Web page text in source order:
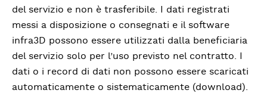
del servizio e non è trasferibile. I dati registrati
messi a disposizione o consegnati e il software
infra3D possono essere utilizzati dalla beneficiaria
del servizio solo per l’uso previsto nel contratto. I
dati o i record di dati non possono essere scaricati
automaticamente o sistematicamente (download).